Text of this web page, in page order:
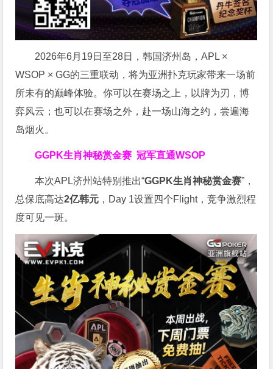
2026年6月19日至28日，韩国济州岛，APL ×
WSOP × GG的三重联动，将为亚洲扑克玩家带来一场前
所未有的巅峰体验。你可以在赛场之上，以牌为刃，博
弈风云；也可以在赛场之外，赴一场山海之约，尝遍海
岛烟火。
GGPK生肖神秘赏金赛冠军直通WSOP
本次APL济州站特别推出“GGPK生肖神秘赏金赛”，
总保底高达2亿韩元 ，Day 1设置四个Flight，竞争激烈程
度可见一斑。